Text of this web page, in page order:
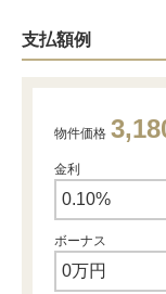
支払額例
物件価格
金利
ボーナス